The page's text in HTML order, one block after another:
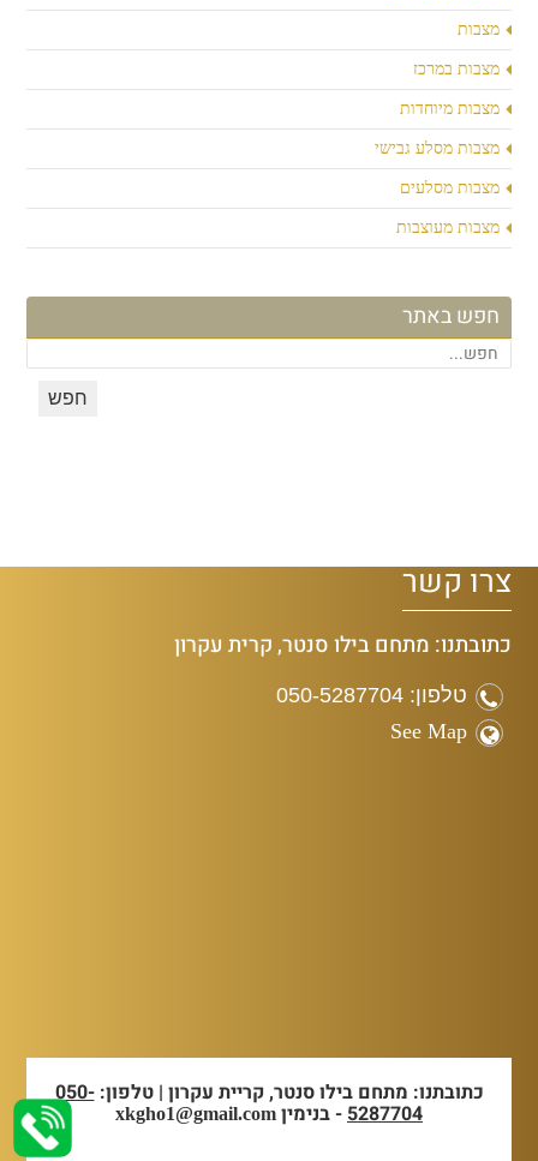
מצבות
מצבות במרכז
מצבות מיוחדות
מצבות מסלע גבישי
מצבות מסלעים
מצבות מעוצבות
חפש באתר
צרו קשר
כתובתנו: מתחם בילו סנטר, קרית עקרון
טלפון: 050-5287704
See Map
כתובתנו: מתחם בילו סנטר, קריית עקרון | טלפון:050-
5287704- בנימין xkgho1@gmail.com